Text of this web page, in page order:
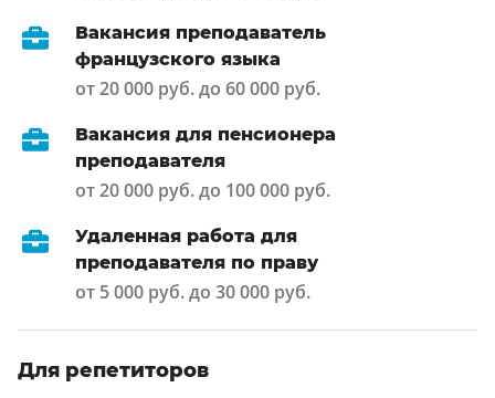
Вакансия преподаватель
французского языка
от 20 000 руб. до 60 000 руб.
Вакансия для пенсионера
преподавателя
от 20 000 руб. до 100 000 руб.
Удаленная работа для
преподавателя по праву
от 5 000 руб. до 30 000 руб.
Для репетиторов